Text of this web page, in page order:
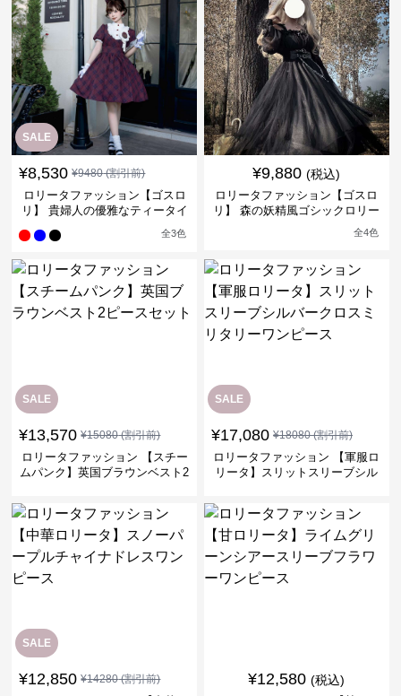
SALE
¥8,530 ¥9480(割引前)
ロリータファッション【ゴスロ
リ】 貴婦人の優雅なティータイ
全3色
¥9,880 (税込)
ロリータファッション【ゴスロ
リ】 森の妖精風ゴシックロリー
全4色
SALE
¥13,570 ¥15080(割引前)
ロリータファッション 【スチー
ムパンク】英国ブラウンベスト2
SALE
¥17,080 ¥18080(割引前)
ロリータファッション 【軍服ロ
リータ】スリットスリーブシル
SALE
¥12,850 ¥14280(割引前) ¥12,580 (税込)